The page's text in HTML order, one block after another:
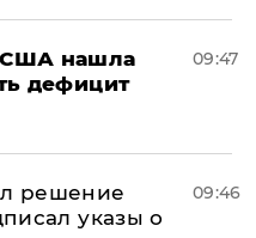
США нашла
дефицит
09:47
решение
указы о
09:46